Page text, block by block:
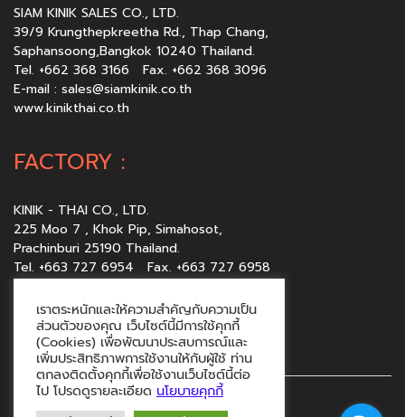
SIAM KINIK SALES CO., LTD.
39/9 Krungthepkreetha Rd., Thap Chang,
Saphansoong,Bangkok 10240 Thailand.
Tel. +662 368 3166 Fax. +662 368 3096
E-mail : sales@siamkinik.co.th
www.kinikthai.co.th
FACTORY :
KINIK - THAI CO., LTD.
225 Moo 7 , Khok Pip, Simahosot,
Prachinburi 25190 Thailand.
Tel. +663 727 6954 Fax. +663 727 6958
www.kinikthai.co.th
เราตระหนักและให้ความสำคัญกับความเป็น
ส่วนตัวของคุณ เว็บไซต์นี้มีการใช้คุกกี้
(Cookies) เพื่อพัฒนาประสบการณ์และ
เพิ่มประสิทธิภาพการใช้งานให้กับผู้ใช้ ท่าน
ตกลงติดตั้งคุกกี้เพื่อใช้งานเว็บไซต์นี้ต่อ
ไป โปรดดูรายละเอียด นโยบายคุกกี้